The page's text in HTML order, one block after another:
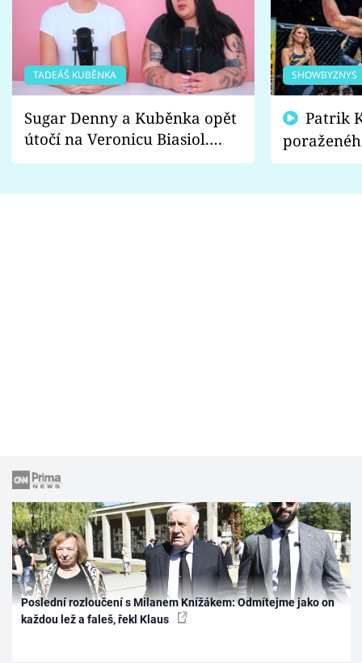
TADEÁŠ KUBĚNKA
Sugar Denny a Kuběnka opět
útočí na Veronicu Biasiol.
Proč je podle nich falešná a
SHOWBYZNYS
fanoušci
Poslední rozloučení s Milanem Knížákem: Odmítejme jako on
každou lež a faleš, řekl Klaus